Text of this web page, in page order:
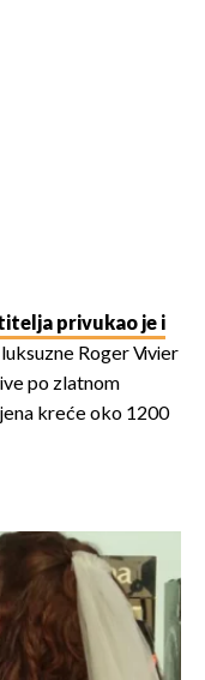
privukao je i
Roger Vivier
po zlatnom
kreće oko 1200